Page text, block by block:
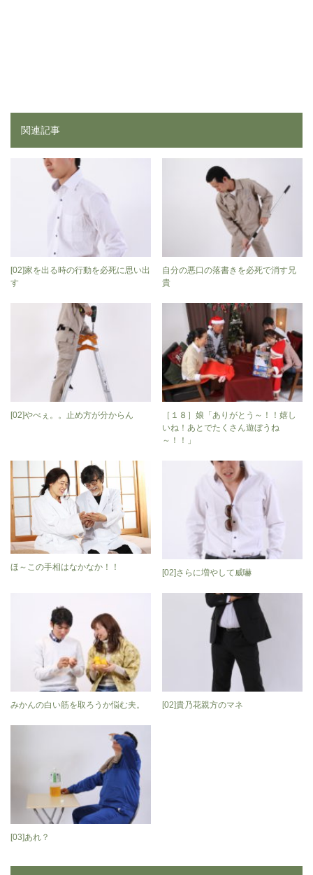
関連記事
[02]家を出る時の行動を必死に思い出
す
自分の悪口の落書きを必死で消す兄
貴
[02]やべぇ。。止め方が分からん
［１８］娘「ありがとう～！！嬉し
いね！あとでたくさん遊ぼうね
～！！」
ほ～この手相はなかなか！！
[02]さらに増やして威嚇
みかんの白い筋を取ろうか悩む夫。 [02]貴乃花親方のマネ
[03]あれ？